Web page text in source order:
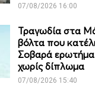
07/08/2026 16:00
Τραγωδία στα
βόλτα που
Σοβαρά
χωρίς δίπλωμα
07/08/2026 15:40